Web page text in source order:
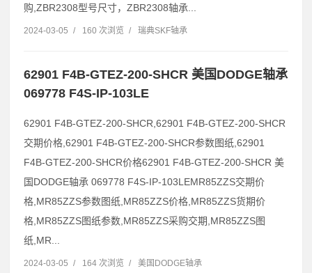
购,ZBR2308型号尺寸，ZBR2308轴承...
2024-03-05 / 160 次浏览 / 瑞典SKF轴承
62901 F4B-GTEZ-200-SHCR 美国DODGE轴承
069778 F4S-IP-103LE
62901 F4B-GTEZ-200-SHCR,62901 F4B-GTEZ-200-SHCR
交期价格,62901 F4B-GTEZ-200-SHCR参数图纸,62901
F4B-GTEZ-200-SHCR价格62901 F4B-GTEZ-200-SHCR 美
国DODGE轴承 069778 F4S-IP-103LEMR85ZZS交期价
格,MR85ZZS参数图纸,MR85ZZS价格,MR85ZZS货期价
格,MR85ZZS图纸参数,MR85ZZS采购交期,MR85ZZS图
纸,MR...
2024-03-05 / 164 次浏览 / 美国DODGE轴承